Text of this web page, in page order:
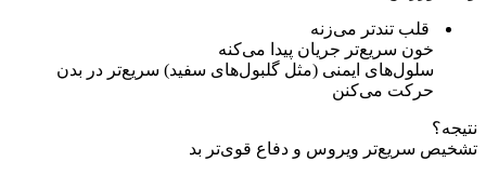
قلب تندتر می‌زنه
خون سریع‌تر جریان پیدا می‌کنه
سلول‌های ایمنی (مثل گلبول‌های سفید) سریع‌تر در بدن
حرکت می‌کنن
نتیجه؟
تشخیص سریع‌تر ویروس و دفاع قوی‌تر بد